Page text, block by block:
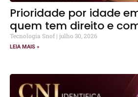
Prioridade por idade
quem tem direito e
Tecnologia Snof julho 30, 2026
LEIA MAIS »